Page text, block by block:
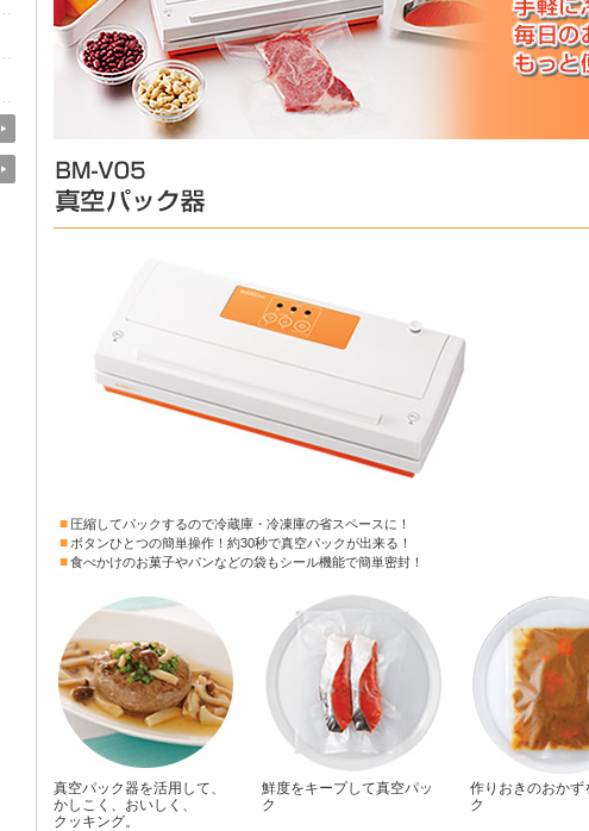
■ 圧縮してパックするので冷蔵庫・冷凍庫の省スペースに！
■ ボタンひとつの簡単操作！約30秒で真空パックが出来る！
■ 食べかけのお菓子やパンなどの袋もシール機能で簡単密封！
真空パック器を活用して、
かしこく、おいしく、
クッキング。
鮮度をキープして真空パッ
ク
作りおきのおかず
ク